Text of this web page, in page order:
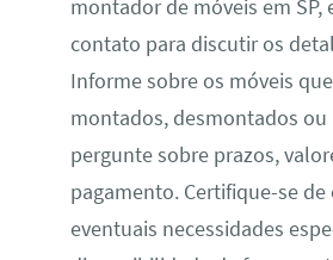
montador de móveis em SP,
contato para discutir os
Informe sobre os móveis
montados, desmontados ou
pergunte sobre prazos,
pagamento. Certifique-se de
eventuais necessidades